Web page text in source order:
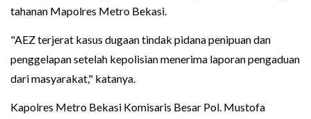
tahanan Mapolres Metro Bekasi.
"AEZ terjerat kasus dugaan tindak pidana penipuan dan
penggelapan setelah kepolisian menerima laporan pengaduan
dari masyarakat," katanya.
Kapolres Metro Bekasi Komisaris Besar Pol. Mustofa